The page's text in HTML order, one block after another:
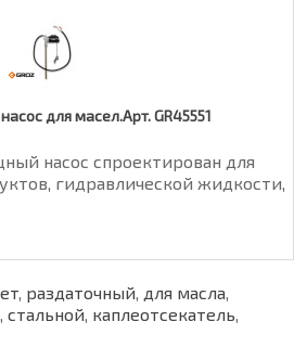
для масел.Арт. GR45551
насос спроектирован для
гидравлической жидкости,
, раздаточный, для масла,
, стальной, каплеотсекатель,